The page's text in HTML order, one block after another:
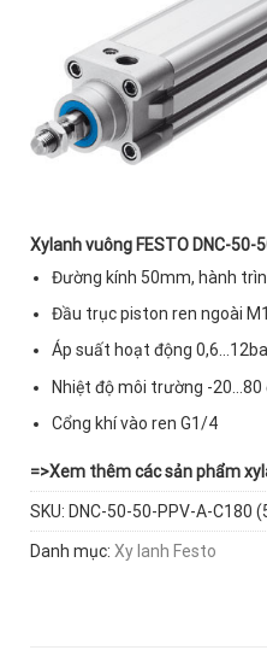
Xylanh vuông FESTO DNC-50-
Đường kính 50mm, hành
Đầu trục piston ren ngoài
Áp suất hoạt động
Nhiệt độ môi trường -20…80
Cổng khí vào ren G1/4
=>Xem thêm các sản phẩm
SKU: DNC-50-50-PPV-A-C180
Danh mục: Xy lanh Festo